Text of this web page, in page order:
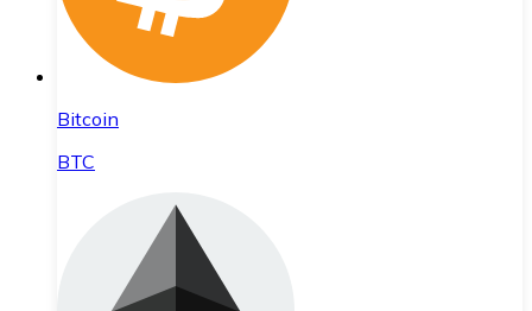
Bitcoin
BTC